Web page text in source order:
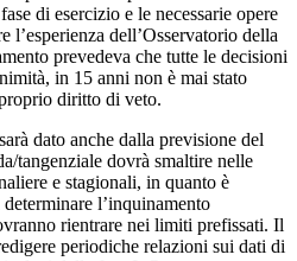
di esercizio e le necessarie opere
l’esperienza dell’Osservatorio della
prevedeva che tutte le decisioni
in 15 anni non è mai stato
diritto di veto.
dato anche dalla previsione del
tangenziale dovrà smaltire nelle
e stagionali, in quanto è
l’inquinamento
rientrare nei limiti prefissati. Il
periodiche relazioni sui dati di